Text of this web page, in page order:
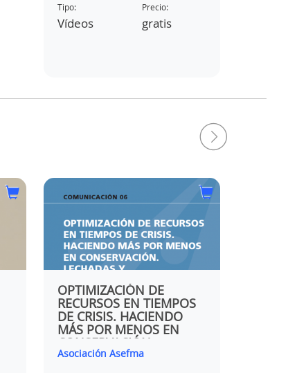
Tipo:
Vídeos
Precio:
gratis
OPTIMIZACIÓN DE
RECURSOS EN TIEMPOS
DE CRISIS. HACIENDO
MÁS POR MENOS EN
CONSERVACIÓN.
LECHADAS Y
Asociación Asefma